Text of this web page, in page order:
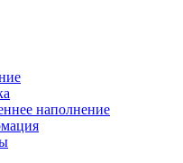
наполнение